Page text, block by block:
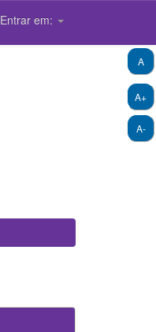
Entrar em:
A+
A-
A